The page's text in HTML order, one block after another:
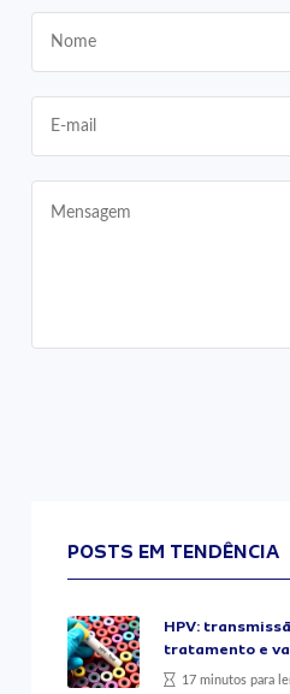
POSTS EM TENDÊNCIA
HPV:
tratamento e
17 minutos para